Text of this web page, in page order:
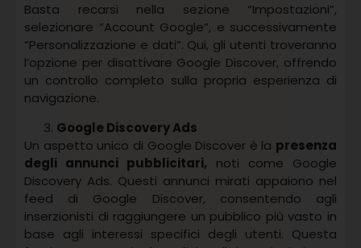
Basta recarsi nella sezione “Impostazioni”,
selezionare “Account Google”, e successivamente
“Personalizzazione e dati”. Qui, gli utenti troveranno
l’opzione per disattivare Google Discover, offrendo
un controllo completo sulla propria esperienza di
navigazione.
Google Discovery Ads
Un aspetto unico di Google Discover è la presenza
degli annunci pubblicitari, noti come Google
Discovery Ads. Questi annunci mirati appaiono nel
feed di Google Discover, consentendo agli
inserzionisti di raggiungere un pubblico più vasto in
base agli interessi specifici degli utenti. Questa